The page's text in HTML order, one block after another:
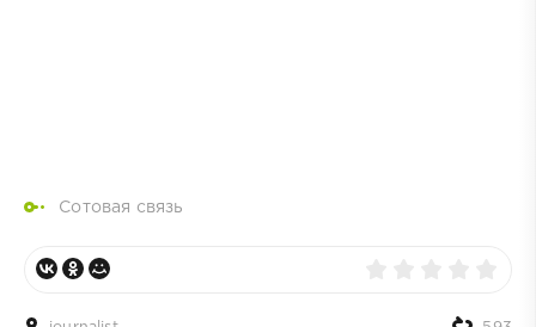
Сотовая связь